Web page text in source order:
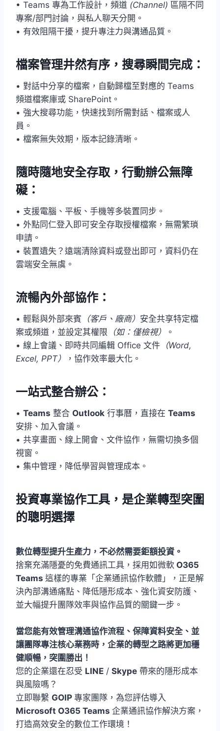
• Teams 專為工作設計，頻道 (Channel) 區隔不同
專案/部門討論，與私人聊天分開。
• 有效阻隔干擾，提升專注力與溝通品質。
檔案管理井然有序，搜尋瞬間完成：
• 對話中分享的檔案，自動歸檔至對應的 Teams
頻道檔案庫或 SharePoint。
• 強大搜尋功能，快速找到所需對話、檔案或人
員。
• 檔案無失效期，版本記錄清晰。
隨時隨地安全存取，行動辦公無障
礙：
• 支援電腦、平板、手機等多裝置同步。
• 外點同仁登入即可安全存取授權檔案，無需繁瑣
申請。
• 裝置遺失？遠端清除資料或登出即可，資料仍在
雲端安全無虞。
流暢內外部協作：
• 輕鬆與外部來賓 （客戶、廠商） 安全共享特定檔
案或頻道，並設定其權限 （如：僅檢視）
。
• 線上會議、即時共同編輯 Office 文件 （Word,
Excel, PPT）
，協作效率最大化。
一站式整合辦公：
• Teams 整合 Outlook 行事曆，直接在 Teams
安排、加入會議。
• 共享畫面、線上開會、文件協作，無需切換多個
視窗。
• 集中管理，降低學習與管理成本。
投資專業協作工具，是企業轉型突圍
的聰明選擇
數位轉型提升生產力，不必然需要鉅額投資。
捨棄充滿隱憂的免費通訊工具，採用如微軟 O365
Teams 這樣的專業「企業通訊協作軟體」，正是解
決內部溝通痛點、降低隱形成本、強化資安防護、
並大幅提升團隊效率與協作品質的關鍵一步。
當您能有效管理溝通協作流程、保障資料安全、並
讓團隊專注核心業務時，企業的轉型之路將更加穩
健順暢，突圍勝出！
您的企業還在忍受 LINE / Skype 帶來的隱形成本
與風險嗎？
立即聯繫 GOIP 專家團隊，為您評估導入
Microsoft O365 Teams 企業通訊協作解決方案，
打造高效安全的數位工作環境！